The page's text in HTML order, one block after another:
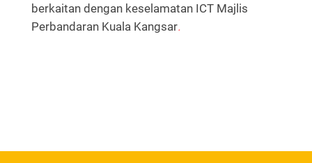
berkaitan dengan keselamatan ICT Majlis
Perbandaran Kuala Kangsar.